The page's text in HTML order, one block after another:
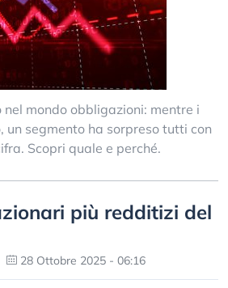
mondo obbligazioni: mentre i
un segmento ha sorpreso tutti con
Scopri quale e perché.
più redditizi del
28 Ottobre 2025 - 06:16